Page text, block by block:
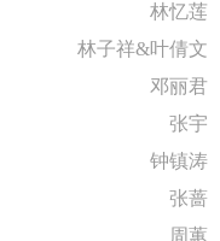
林忆莲
林子祥&叶倩文
邓丽君
张宇
钟镇涛
张蔷
周蕙